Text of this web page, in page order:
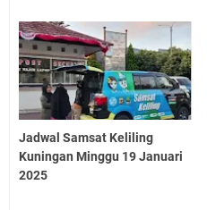
Jadwal Samsat Keliling
Kuningan Minggu 19 Januari
2025